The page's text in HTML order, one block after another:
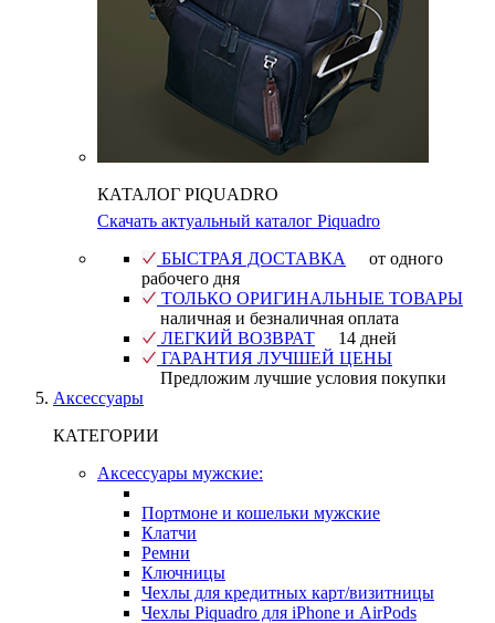
КАТАЛОГ PIQUADRO
Скачать актуальный каталог Piquadro
БЫСТРАЯ ДОСТАВКА
от одного
рабочего дня
ТОЛЬКО ОРИГИНАЛЬНЫЕ ТОВАРЫ
наличная и безналичная оплата
ЛЕГКИЙ ВОЗВРАТ
14 дней
ГАРАНТИЯ ЛУЧШЕЙ ЦЕНЫ
Предложим лучшие условия покупки
Аксессуары
КАТЕГОРИИ
Аксессуары мужские:
Портмоне и кошельки мужские
Клатчи
Ремни
Ключницы
Чехлы для кредитных карт/визитницы
Чехлы Piquadro для iPhone и AirPods